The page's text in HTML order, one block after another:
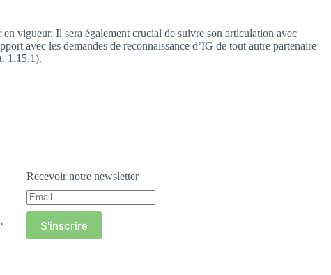
vigueur. Il sera également crucial de suivre son articulation avec
avec les demandes de reconnaissance d’IG de tout autre partenaire
1.15.1).
Recevoir notre newsletter
S'inscrire